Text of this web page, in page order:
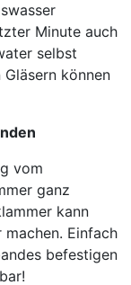
Minute auch
selbst
können
vom
ganz
kann
Einfach
befestigen